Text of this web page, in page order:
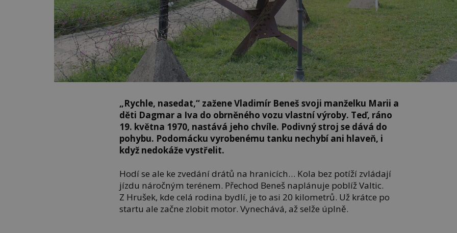
„Rychle, nasedat,“ zažene Vladimír Beneš svoji manželku Marii a
děti Dagmar a Iva do obrněného vozu vlastní výroby. Teď, ráno
19. května 1970, nastává jeho chvíle. Podivný stroj se dává do
pohybu. Podomácku vyrobenému tanku nechybí ani hlaveň, i
když nedokáže vystřelit.
Hodí se ale ke zvedání drátů na hranicích… Kola bez potíží zvládají
jízdu náročným terénem. Přechod Beneš naplánuje poblíž Valtic.
Z Hrušek, kde celá rodina bydlí, je to asi 20 kilometrů. Už krátce po
startu ale začne zlobit motor. Vynechává, až selže úplně.